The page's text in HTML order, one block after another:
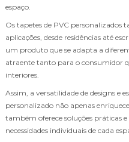
espaço.
Os tapetes de PVC personalizados
aplicações, desde residências até
um produto que se adapta a
atraente tanto para o consumidor
interiores.
Assim, a versatilidade de designs e
personalizado não apenas
também oferece soluções práticas
necessidades individuais de cada